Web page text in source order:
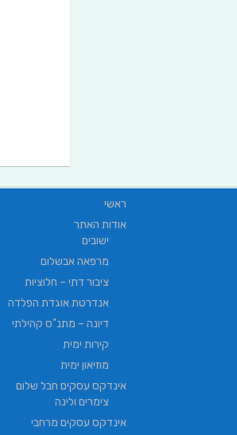
עילאי מיזוג אוויר |
ראשי
אודות האתר
ישובים
מרפאה אבשלום
ציבור דתי – חלוציות
אנדרטת אוגדת הפלדה
דיונה – מתנ"ס קהילתי
קירות ימית
מוזיאון ימית
אינדקס עסקים חבל שלום
צימרים ולינה
אינדקס עסקים מרחבי